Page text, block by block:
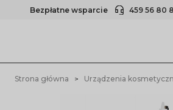
Bezpłatne wsparcie 459 56 80
Strona główna Urządzenia